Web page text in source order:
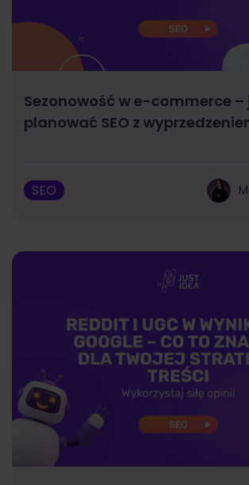
Sezonowość w e-commerce –
planować SEO z
SEO